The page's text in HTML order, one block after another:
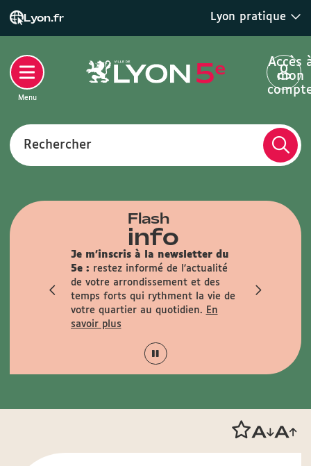
Lyon.fr Lyon pratique
Rechercher
Accès
mon
Menu
Flash
info
Je m'inscris à la newsletter du
5e : restez informé de l’actualité
de votre arrondissement et des
temps forts qui rythment la vie de
votre quartier au quotidien.
En
savoir plus